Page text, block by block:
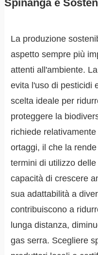
Spinanga e
La produzione
aspetto sempre più
attenti all'ambiente.
evita l'uso di pesticidi
scelta ideale per
proteggere la
richiede
ortaggi, il che la
termini di utilizzo
capacità di crescere
sua adattabilità a
contribuiscono a
lunga distanza,
gas serra. Scegliere